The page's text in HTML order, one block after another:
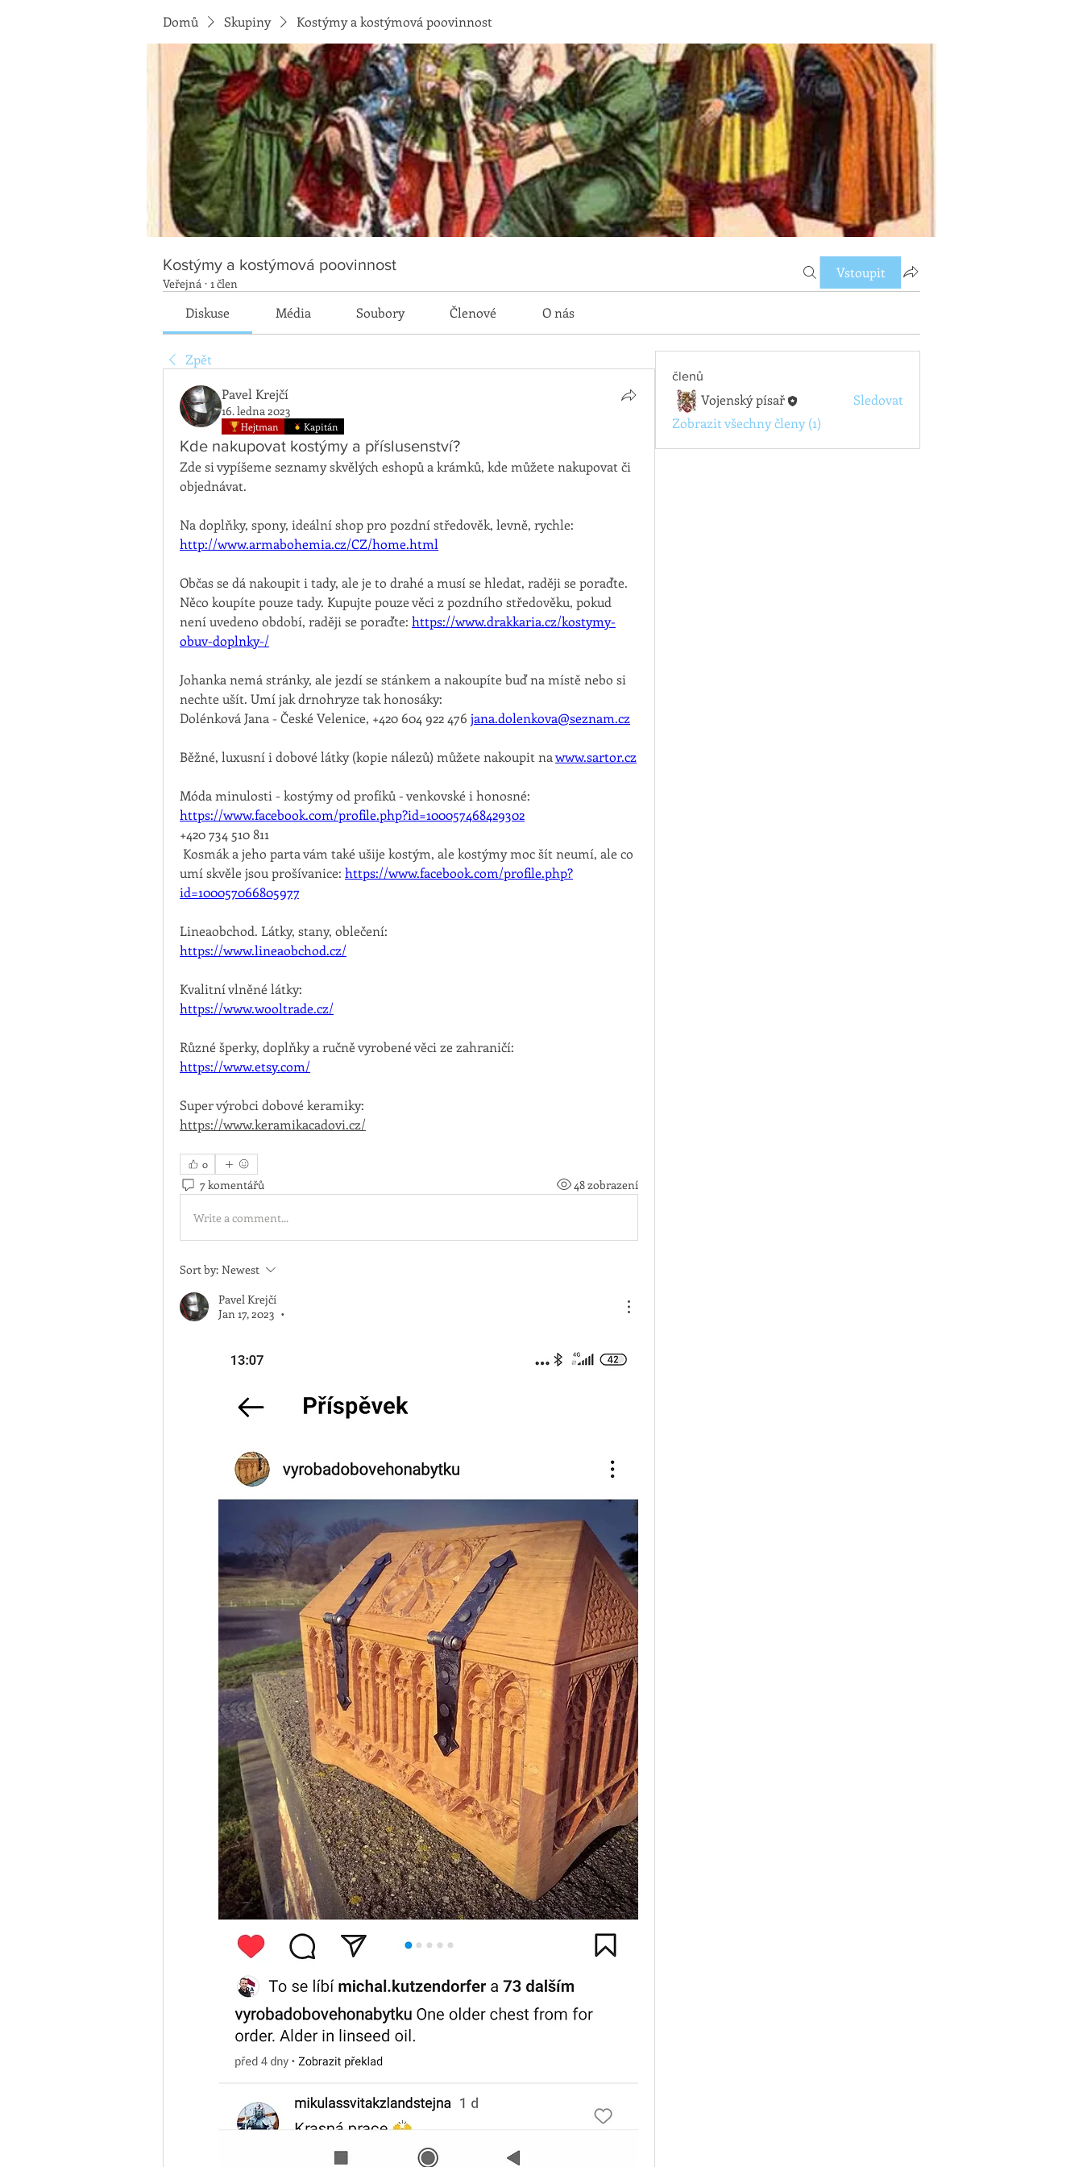
Domů Skupiny Kostýmy a kostýmová poovinnost
Kostýmy a kostýmová poovinnost
Veřejná · 1 člen
Vstoupit
Diskuse Média Soubory Členové O nás
Zpět
Pavel Krejčí
16. ledna 2023
Hejtman Kapitán
Kde nakupovat kostýmy a příslusenství?
Zde si vypíšeme seznamy skvělých eshopů a krámků, kde můžete nakupovat či
objednávat.
http://www.armabohemia.cz/CZ/home.html
Občas se dá nakoupit i tady, ale je to drahé a musí se hledat, raději se poraďte.
Něco koupíte pouze tady. Kupujte pouze věci z pozdního středověku, pokud
není uvedeno období, raději se poraďte: https://www.drakkaria.cz/kostymy-
obuv-doplnky-/
Johanka nemá stránky, ale jezdí se stánkem a nakoupíte buď na místě nebo si
nechte ušít. Umí jak drnohryze tak honosáky:
Dolénková Jana - České Velenice, +420 604 922 476 jana.dolenkova@seznam.cz
Běžné, luxusní i dobové látky (kopie nálezů) můžete nakoupit na www.sartor.cz
https://www.facebook.com/profile.php?id=100057468429302
+420 734 510 811
umí skvěle jsou prošívanice: https://www.facebook.com/profile.php?
id=100057066805977
Lineaobchod. Látky, stany, oblečení:
https://www.lineaobchod.cz/
Kvalitní vlněné látky:
https://www.wooltrade.cz/
Různé šperky, doplňky a ručně vyrobené věci ze zahraničí:
https://www.etsy.com/
Super výrobci dobové keramiky:
https://www.keramikacadovi.cz/
0
7 komentářů 48 zobrazení
Write a comment...
Sort by: Newest
Pavel Krejčí
Jan 17, 2023
•
členů
Vojenský písař
Sledovat
Zobrazit všechny členy (1)